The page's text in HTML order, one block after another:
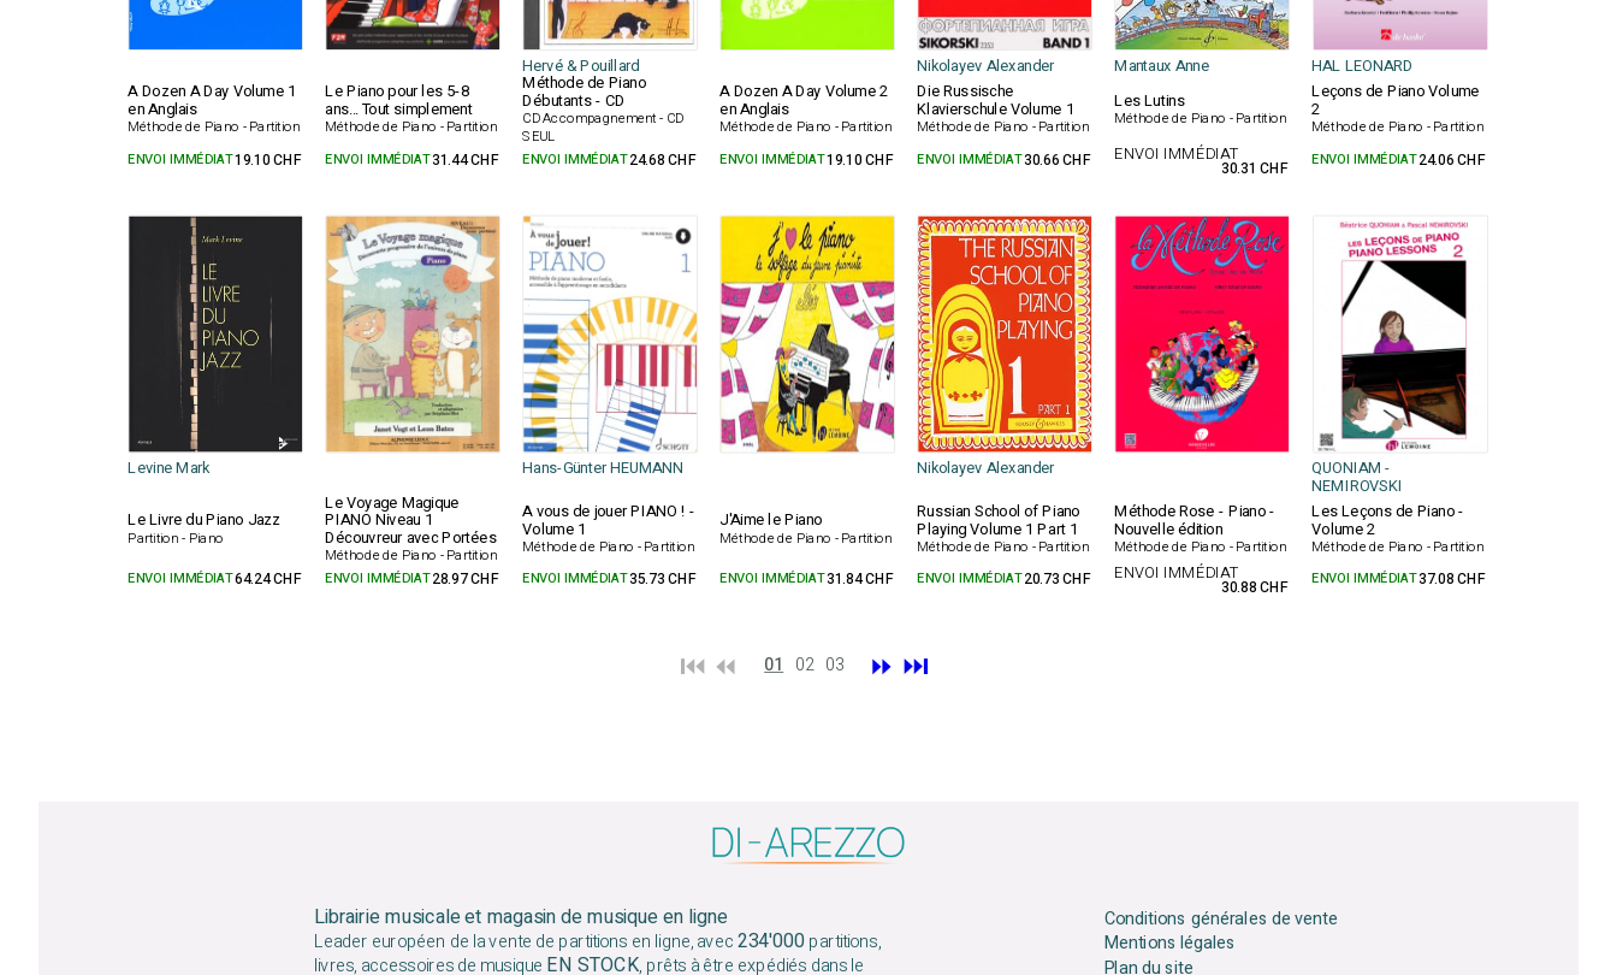
Hervé & Pouillard Nikolayev Alexander Mantaux Anne HAL LEONARD
A Dozen A Day Volume 1
en Anglais
Méthode de Piano - Partition
Le Piano pour les 5-8
ans... Tout simplement
Méthode de Piano - Partition
Méthode de Piano
Débutants - CD
CD Accompagnement - CD
SEUL
A Dozen A Day Volume 2
en Anglais
Méthode de Piano - Partition
Die Russische
Klavierschule Volume 1
Méthode de Piano - Partition
Les Lutins
Méthode de Piano - Partition
Leçons de Piano Volume
2
Méthode de Piano - Partition
ENVOI IMMÉDIAT19.10 CHF ENVOI IMMÉDIAT31.44 CHF ENVOI IMMÉDIAT24.68 CHF ENVOI IMMÉDIAT19.10 CHF ENVOI IMMÉDIAT30.66 CHF ENVOI IMMÉDIAT
30.31 CHF ENVOI IMMÉDIAT24.06 CHF
Levine Mark Hans-Günter HEUMANN Nikolayev Alexander QUONIAM -
NEMIROVSKI
Le Livre du Piano Jazz
Partition - Piano
Le Voyage Magique
PIANO Niveau 1
Découvreur avec Portées
Méthode de Piano - Partition
A vous de jouer PIANO ! -
Volume 1
Méthode de Piano - Partition
J'Aime le Piano
Méthode de Piano - Partition
Russian School of Piano
Playing Volume 1 Part 1
Méthode de Piano - Partition
Méthode Rose - Piano -
Nouvelle édition
Méthode de Piano - Partition
Les Leçons de Piano -
Volume 2
Méthode de Piano - Partition
ENVOI IMMÉDIAT64.24 CHF ENVOI IMMÉDIAT28.97 CHF ENVOI IMMÉDIAT35.73 CHF ENVOI IMMÉDIAT31.84 CHF ENVOI IMMÉDIAT20.73 CHF ENVOI IMMÉDIAT
30.88 CHF ENVOI IMMÉDIAT37.08 CHF
⏮️ ⏪ 01 02 03 ⏩ ⏭️
Librairie musicale et magasin de musique en ligne
Leader européen de la vente de partitions en ligne, avec234'000partitions,
livres, accessoires de musique EN STOCK, prêts à être expédiés dans le
Conditions générales de vente
Mentions légales
Plan du site